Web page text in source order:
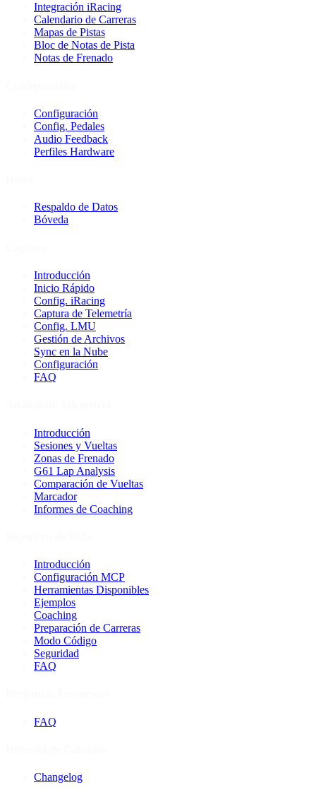
Integración iRacing
Calendario de Carreras
Mapas de Pistas
Bloc de Notas de Pista
Notas de Frenado
Configuración
Config. Pedales
Audio Feedback
Perfiles Hardware
Respaldo de Datos
Bóveda
Introducción
Inicio Rápido
Config. iRacing
Captura de Telemetría
Config. LMU
Gestión de Archivos
Sync en la Nube
Configuración
FAQ
Introducción
Sesiones y Vueltas
Zonas de Frenado
G61 Lap Analysis
Comparación de Vueltas
Marcador
Informes de Coaching
Introducción
Configuración MCP
Herramientas Disponibles
Ejemplos
Coaching
Preparación de Carreras
Modo Código
Seguridad
FAQ
FAQ
Changelog